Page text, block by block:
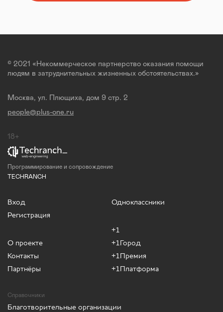
© 2021 «Некоммерческое партнерство оказания помощи
людям в затруднительных жизненных обстоятельствах.»
Москва, ул. Плющиха, дом 9 стр. 2
people@plus-one.ru
18+
Программирование и сопровождение
TECHRANCH
Вход
Регистрация
О проекте
Контакты
Партнёры
Одноклассники
+1
+1Город
+1Премия
+1Платформа
Справочники
Благотворительные организации